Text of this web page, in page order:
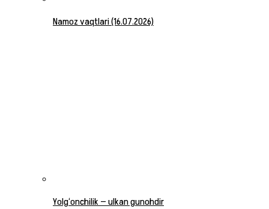
Namoz vaqtlari (16.07.2026)
Yolg‘onchilik — ulkan gunohdir